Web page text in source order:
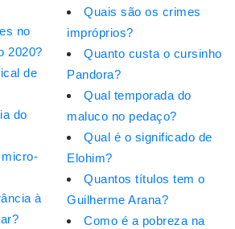
no
2020?
de
do
à
Quais são os crimes
impróprios?
Quanto custa o cursinho
Pandora?
Qual temporada do
maluco no pedaço?
Qual é o significado de
Elohim?
Quantos títulos tem o
Guilherme Arana?
Como é a pobreza na